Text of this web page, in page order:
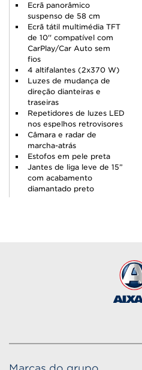
Ecrã panorâmico
suspenso de 58 cm
Ecrã tátil multimédia TFT
de 10'' compatível com
CarPlay/Car Auto sem
fios
4 altifalantes (2x370 W)
Luzes de mudança de
direção dianteiras e
traseiras
Repetidores de luzes LED
nos espelhos retrovisores
Câmara e radar de
marcha-atrás
Estofos em pele preta
Jantes de liga leve de 15”
com acabamento
diamantado preto